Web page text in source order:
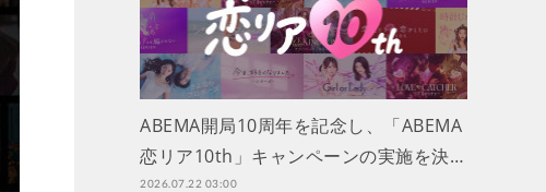
ABEMA開局10周年を記念し、「ABEMA
恋リア10th」キャンペーンの実施を決…
2026.07.22 03:00